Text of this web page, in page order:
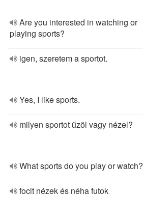
Are you interested in watching or
playing sports?
igen, szeretem a sportot.
Yes, I like sports.
milyen sportot űzöl vagy nézel?
What sports do you play or watch?
focit nézek és néha futok